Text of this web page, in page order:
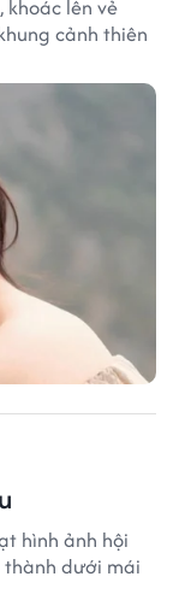
khoác lên vẻ
cảnh thiên
hình ảnh hội
dưới mái